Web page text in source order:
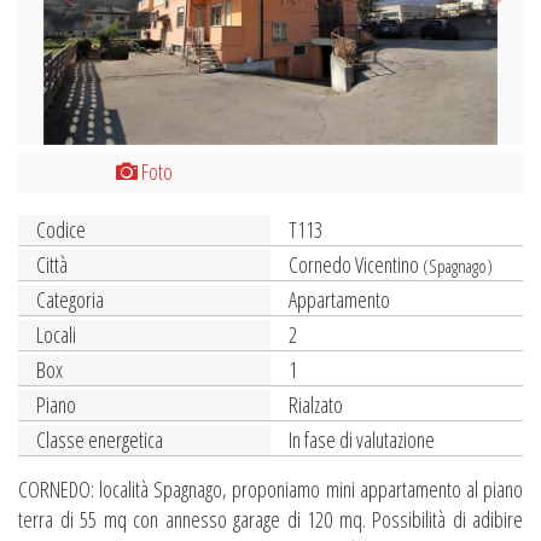
Foto
Codice
T113
Città
Cornedo Vicentino (Spagnago)
Categoria
Appartamento
Locali
2
Box
1
Piano
Rialzato
Classe energetica
In fase di valutazione
CORNEDO: località Spagnago, proponiamo mini appartamento al piano
terra di 55 mq con annesso garage di 120 mq. Possibilità di adibire